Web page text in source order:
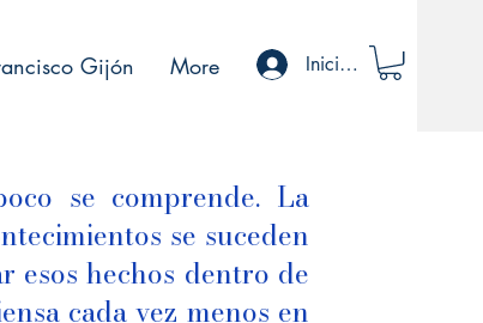
Gijón More Iniciar sesión
se comprende. La
se suceden
esos hechos dentro de
cada vez menos en